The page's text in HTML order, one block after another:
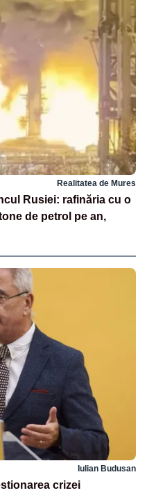
Realitatea de Mures
Rusiei: rafinăria cu o
de petrol pe an,
Iulian Budusan
crizei